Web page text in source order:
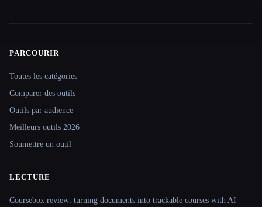
Site navigation
PARCOURIR
Toutes les catégories
Comparer des outils
Outils par audience
Meilleurs outils 2026
Soumettre un outil
LECTURE
Coursebox review: turning documents into trackable courses with AI